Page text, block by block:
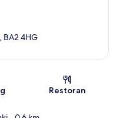
BA2 4HG
Restoran